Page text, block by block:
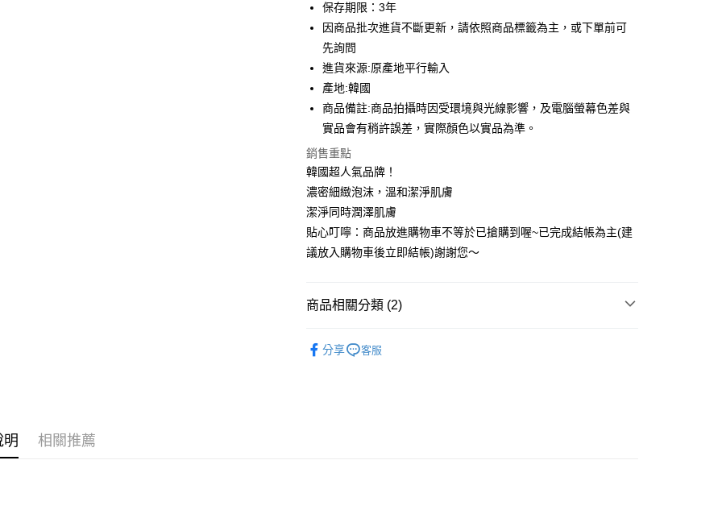
全盈+PAY
ATM付款
運送方式
全家付款取貨
每筆NT$60，滿NT$599(含以上)免運費
付款後全家取貨
每筆NT$60，滿NT$599(含以上)免運費
萊爾富取貨付款
每筆NT$60，滿NT$599(含以上)免運費
每筆NT$60，滿NT$599(含以上)免運費
每筆NT$60，滿NT$599(含以上)免運費
保存期限：3年
因商品批次進貨不斷更新，請依照商品標籤為主，或下單前可
先詢問
進貨來源:原產地平行輸入
產地:韓國
商品備註:商品拍攝時因受環境與光線影響，及電腦螢幕色差與
實品會有稍許誤差，實際顏色以實品為準。
銷售重點
韓國超人氣品牌！
濃密細緻泡沫，溫和潔淨肌膚
潔淨同時潤澤肌膚
貼心叮嚀：商品放進購物車不等於已搶購到喔~已完成結帳為主(建
議放入購物車後立即結帳)謝謝您～
商品相關分類 (2)
Wash分享 客服
明 相關推薦